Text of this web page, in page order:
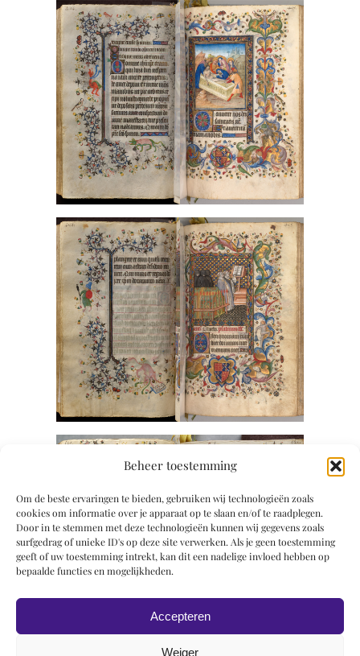
Beheer toestemming
Om de beste ervaringen te bieden, gebruiken wij technologieën zoals
cookies om informatie over je apparaat op te slaan en/of te raadplegen.
Door in te stemmen met deze technologieën kunnen wij gegevens zoals
surfgedrag of unieke ID's op deze site verwerken. Als je geen toestemming
geeft of uw toestemming intrekt, kan dit een nadelige invloed hebben op
bepaalde functies en mogelijkheden.
Accepteren
Weiger